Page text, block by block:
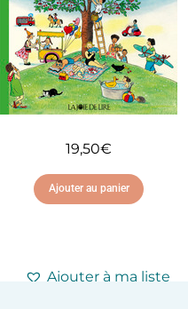
19,50€
Ajouter au panier
Ajouter à ma liste